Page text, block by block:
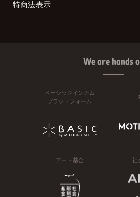
特商法表示
We are hands
ベーシックインカム
プラットフォーム
アート基金 社